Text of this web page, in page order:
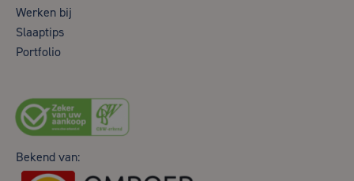
Werken bij
Slaaptips
Portfolio
Bekend van: